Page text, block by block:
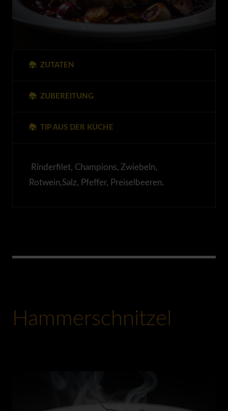
ZUTATEN
ZUBEREITUNG
TIP AUS DER KÜCHE
Rinderfilet, Champions, Zwiebeln,
Rotwein,Salz, Pfeffer, Preiselbeeren.
Hammerschnitzel